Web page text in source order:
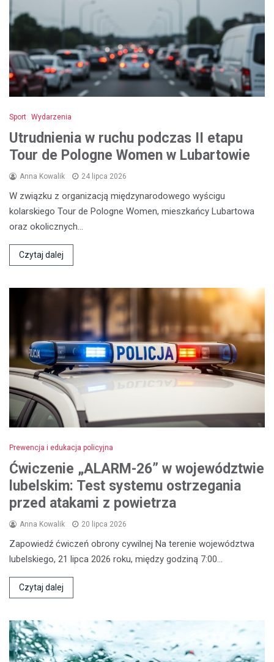
Sport Wydarzenia
Utrudnienia w ruchu podczas II etapu
Tour de Pologne Women w Lubartowie
Anna Kowalik 24 lipca 2026
W związku z organizacją międzynarodowego wyścigu
kolarskiego Tour de Pologne Women, mieszkańcy Lubartowa
oraz okolicznych…
Czytaj dalej
Prewencja i edukacja policyjna
Ćwiczenie „ALARM-26” w województwie
lubelskim: Test systemu ostrzegania
przed atakami z powietrza
Anna Kowalik 20 lipca 2026
Zapowiedź ćwiczeń obrony cywilnej Na terenie województwa
lubelskiego, 21 lipca 2026 roku, między godziną 7:00…
Czytaj dalej